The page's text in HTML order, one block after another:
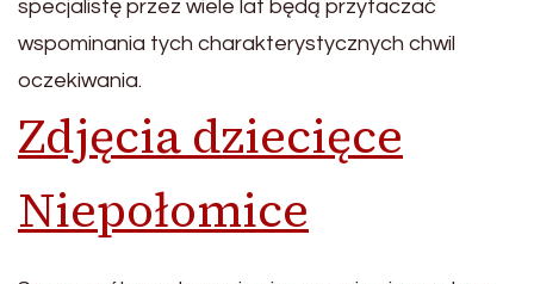
specjalistę przez wiele lat będą przytaczać
wspominania tych charakterystycznych chwil
oczekiwania.
Zdjęcia dziecięce
Niepołomice